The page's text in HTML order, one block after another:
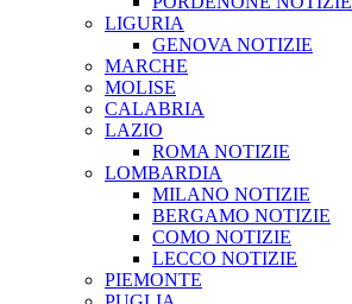
LIGURIA
GENOVA NOTIZIE
MARCHE
MOLISE
CALABRIA
LAZIO
ROMA NOTIZIE
LOMBARDIA
MILANO NOTIZIE
BERGAMO NOTIZIE
COMO NOTIZIE
LECCO NOTIZIE
PIEMONTE